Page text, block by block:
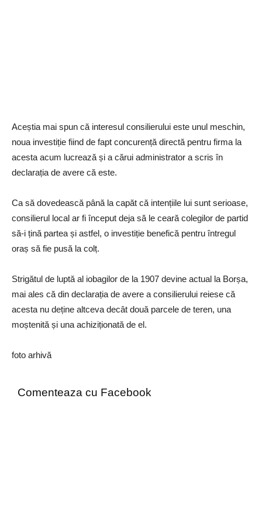
Aceștia mai spun că interesul consilierului este unul meschin,
noua investiție fiind de fapt concurență directă pentru firma la
acesta acum lucrează și a cărui administrator a scris în
declarația de avere că este.
Ca să dovedească până la capăt că intențiile lui sunt serioase,
consilierul local ar fi început deja să le ceară colegilor de partid
să-i țină partea și astfel, o investiție benefică pentru întregul
oraș să fie pusă la colț.
Strigătul de luptă al iobagilor de la 1907 devine actual la Borșa,
mai ales că din declarația de avere a consilierului reiese că
acesta nu deține altceva decât două parcele de teren, una
moștenită și una achiziționată de el.
foto arhivă
Comenteaza cu Facebook